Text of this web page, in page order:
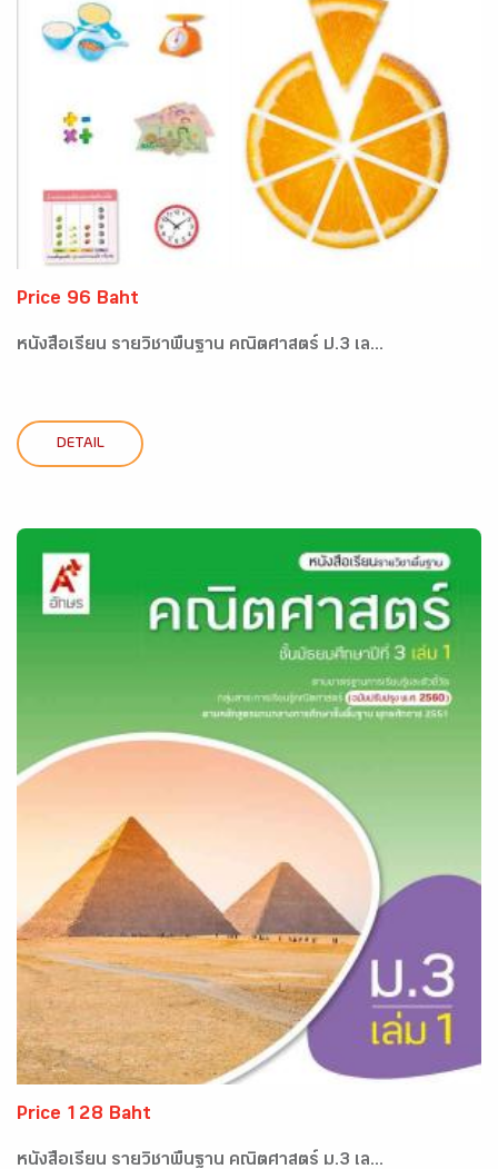
Price 96 Baht
หนังสือเรียน รายวิชาพื้นฐาน คณิตศาสตร์ ป.3 เล...
DETAIL
Price 128 Baht
หนังสือเรียน รายวิชาพื้นฐาน คณิตศาสตร์ ม.3 เล...